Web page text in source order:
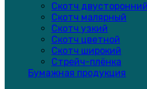
Скотч двусторонний
Скотч малярный
Скотч узкий
Скотч цветной
Скотч широкий
Стрейч-плёнка
Бумажная продукция